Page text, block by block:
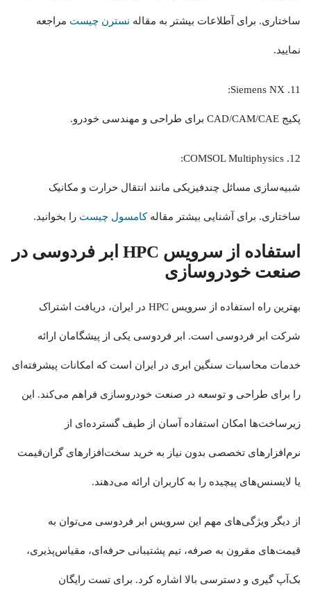
ساختاری. برای آطلاعات بیشتر به مقاله نسترن چیست مراجعه
نمایید.
11. Siemens NX:
پکیج CAD/CAM/CAE برای طراحی و مهندسی خودرو.
12. COMSOL Multiphysics:
شبیه‌سازی مسائل چندفیزیکی مانند انتقال حرارت و مکانیک
ساختاری. برای آشنایی بیشتر مقالهکامسول چیست را بخوانید.
استفاده از سرویس HPC ابر فردوسی در
صنعت خودروسازی
بهترین راه استفاده از سرویس HPC در ایران، دریافت اشتراک
شرکت ابر فردوسی است. ابر فردوسی یکی از پیشگامان ارائه
خدمات محاسبات سنگین ابری در ایران است که امکانات پیشرفته‌ای
را برای طراحی و توسعه در صنعت خودروسازی فراهم می‌کند. این
زیرساخت‌ها امکان استفاده آسان از طیف گسترده‌ای از
نرم‌افزارهای تخصصی بدون نیاز به خرید سخت‌افزارهای گران‌قیمت
یا لایسنس‌های پیچیده را به کاربران ارائه می‌دهند.
از دیگر ویژگی‌های مهم این سرویس ابر فردوسی می‌توان به
قیمت‌های مقرون به صرفه، تیم پشتیبانی حرفه‌ای، مقیاس‌پذیری،
بک‌آپ گیری و دسترسی بالا اشاره کرد. برای تست رایگان